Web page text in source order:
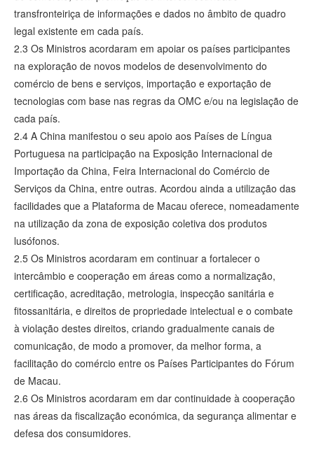
transfronteiriça de informações e dados no âmbito de quadro
legal existente em cada país.
2.3 Os Ministros acordaram em apoiar os países participantes
na exploração de novos modelos de desenvolvimento do
comércio de bens e serviços, importação e exportação de
tecnologias com base nas regras da OMC e/ou na legislação de
cada país.
2.4 A China manifestou o seu apoio aos Países de Língua
Portuguesa na participação na Exposição Internacional de
Importação da China, Feira Internacional do Comércio de
Serviços da China, entre outras. Acordou ainda a utilização das
facilidades que a Plataforma de Macau oferece, nomeadamente
na utilização da zona de exposição coletiva dos produtos
lusófonos.
2.5 Os Ministros acordaram em continuar a fortalecer o
intercâmbio e cooperação em áreas como a normalização,
certificação, acreditação, metrologia, inspecção sanitária e
fitossanitária, e direitos de propriedade intelectual e o combate
à violação destes direitos, criando gradualmente canais de
comunicação, de modo a promover, da melhor forma, a
facilitação do comércio entre os Países Participantes do Fórum
de Macau.
2.6 Os Ministros acordaram em dar continuidade à cooperação
nas áreas da fiscalização económica, da segurança alimentar e
defesa dos consumidores.